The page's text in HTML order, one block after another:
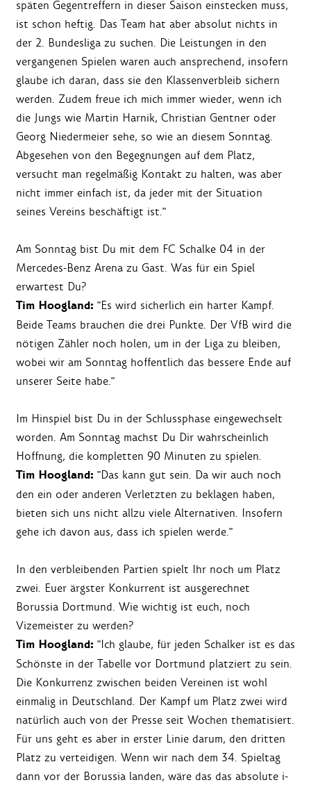
späten Gegentreffern in dieser Saison einstecken muss,
ist schon heftig. Das Team hat aber absolut nichts in
der 2. Bundesliga zu suchen. Die Leistungen in den
vergangenen Spielen waren auch ansprechend, insofern
glaube ich daran, dass sie den Klassenverbleib sichern
werden. Zudem freue ich mich immer wieder, wenn ich
die Jungs wie Martin Harnik, Christian Gentner oder
Georg Niedermeier sehe, so wie an diesem Sonntag.
Abgesehen von den Begegnungen auf dem Platz,
versucht man regelmäßig Kontakt zu halten, was aber
nicht immer einfach ist, da jeder mit der Situation
seines Vereins beschäftigt ist."
Am Sonntag bist Du mit dem FC Schalke 04 in der
Mercedes-Benz Arena zu Gast. Was für ein Spiel
erwartest Du?
Tim Hoogland: "Es wird sicherlich ein harter Kampf.
Beide Teams brauchen die drei Punkte. Der VfB wird die
nötigen Zähler noch holen, um in der Liga zu bleiben,
wobei wir am Sonntag hoffentlich das bessere Ende auf
unserer Seite habe."
Im Hinspiel bist Du in der Schlussphase eingewechselt
worden. Am Sonntag machst Du Dir wahrscheinlich
Hoffnung, die kompletten 90 Minuten zu spielen.
Tim Hoogland: "Das kann gut sein. Da wir auch noch
den ein oder anderen Verletzten zu beklagen haben,
bieten sich uns nicht allzu viele Alternativen. Insofern
gehe ich davon aus, dass ich spielen werde."
In den verbleibenden Partien spielt Ihr noch um Platz
zwei. Euer ärgster Konkurrent ist ausgerechnet
Borussia Dortmund. Wie wichtig ist euch, noch
Vizemeister zu werden?
Tim Hoogland: "Ich glaube, für jeden Schalker ist es das
Schönste in der Tabelle vor Dortmund platziert zu sein.
Die Konkurrenz zwischen beiden Vereinen ist wohl
einmalig in Deutschland. Der Kampf um Platz zwei wird
natürlich auch von der Presse seit Wochen thematisiert.
Für uns geht es aber in erster Linie darum, den dritten
Platz zu verteidigen. Wenn wir nach dem 34. Spieltag
dann vor der Borussia landen, wäre das das absolute i-